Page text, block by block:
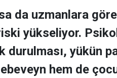
da uzmanlara
yükseliyor.
yükün
hem de